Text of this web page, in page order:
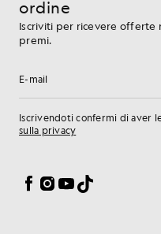
ordine
Iscriviti per ricevere offerte
premi.
Indirizzo e-mail
Iscrivendoti confermi di aver
sulla privacy
Facebook
Instagram
YouTube
TikTok